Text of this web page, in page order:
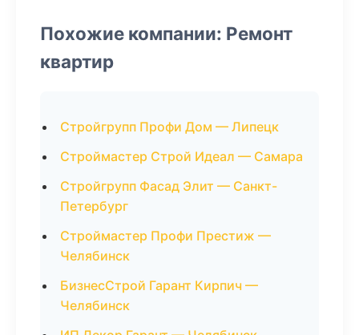
Похожие компании: Ремонт
квартир
Стройгрупп Профи Дом — Липецк
Строймастер Строй Идеал — Самара
Стройгрупп Фасад Элит — Санкт-
Петербург
Строймастер Профи Престиж —
Челябинск
БизнесСтрой Гарант Кирпич —
Челябинск